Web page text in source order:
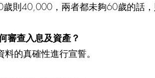
則40,000，兩者都未夠60歲的話
審查入息及資產？
的真確性進行宣誓。